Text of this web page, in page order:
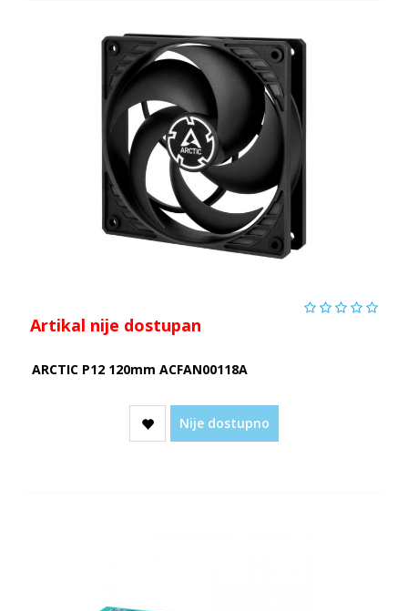
Artikal nije dostupan
ARCTIC P12 120mm ACFAN00118A
Nije dostupno